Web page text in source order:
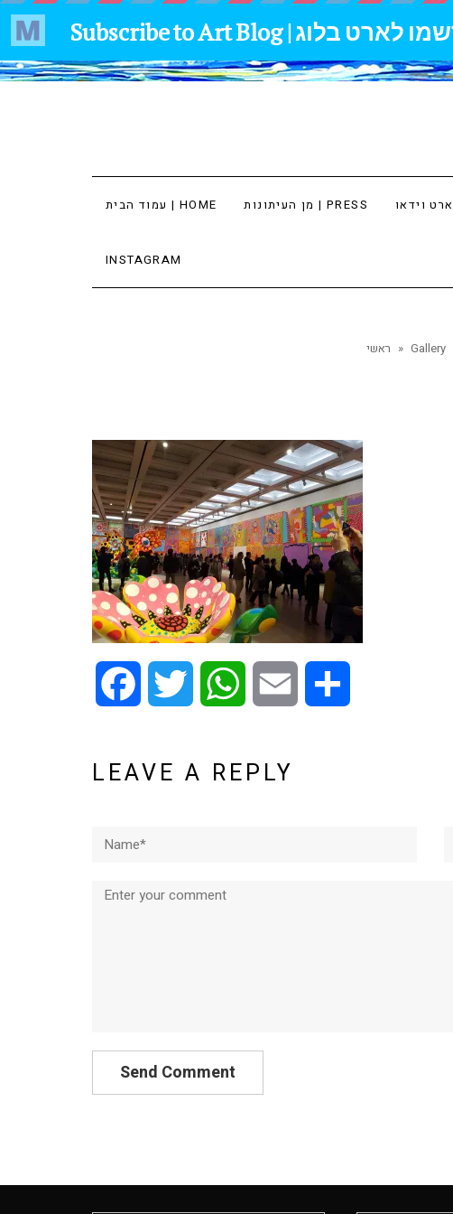
עמוד הבית | HOME מן העיתונות | PRESS
INSTAGRAM
ראשי » Gallery
Facebook Twitter WhatsApp Email
LEAVE A REPLY
Comment